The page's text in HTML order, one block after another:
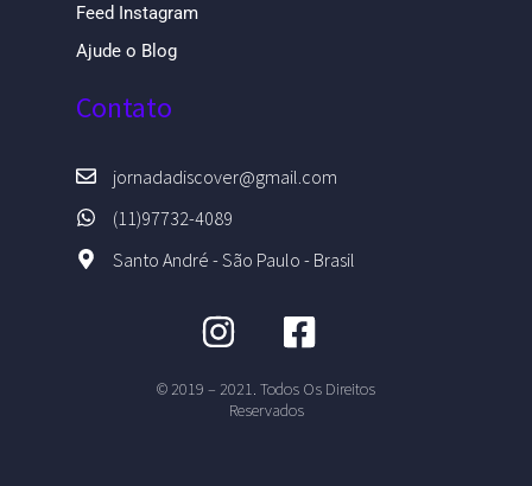
Feed Instagram
Ajude o Blog
Contato
jornadadiscover@gmail.com
(11)97732-4089
Santo André - São Paulo - Brasil
© 2019 – 2021. Todos Os Direitos
Reservados